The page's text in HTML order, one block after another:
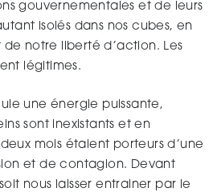
gouvernementales et de leurs
isolés dans nos cubes, en
notre liberté d’action. Les
légitimes.
une énergie puissante,
sont inexistants et en
mois étaient porteurs d’une
et de contagion. Devant
nous laisser entrainer par le